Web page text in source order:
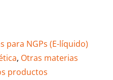
para NGPs (E-líquido)
, Otras materias
productos